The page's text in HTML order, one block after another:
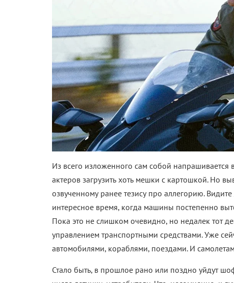
Из всего изложенного сам собой
актеров загрузить хоть мешки с картошкой. Но
озвученному ранее тезису про аллегорию.
интересное время, когда машины постепенно
Пока это не слишком очевидно, но недалек тот
управлением транспортными средствами. Уже
автомобилями, кораблями, поездами. И
Стало быть, в прошлое рано или поздно уйдут